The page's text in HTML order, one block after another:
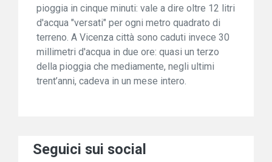
pioggia in cinque minuti: vale a dire oltre 12 litri
d'acqua "versati" per ogni metro quadrato di
terreno. A Vicenza città sono caduti invece 30
millimetri d'acqua in due ore: quasi un terzo
della pioggia che mediamente, negli ultimi
trent’anni, cadeva in un mese intero.
Seguici sui social